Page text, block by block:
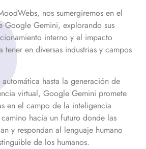
nos sumergiremos en el
Google Gemini, explorando sus
interno y el impacto
en diversas industrias y campos
hasta la generación de
virtual, Google Gemini promete
en el campo de la inteligencia
hacia un futuro donde las
y respondan al lenguaje humano
de los humanos.